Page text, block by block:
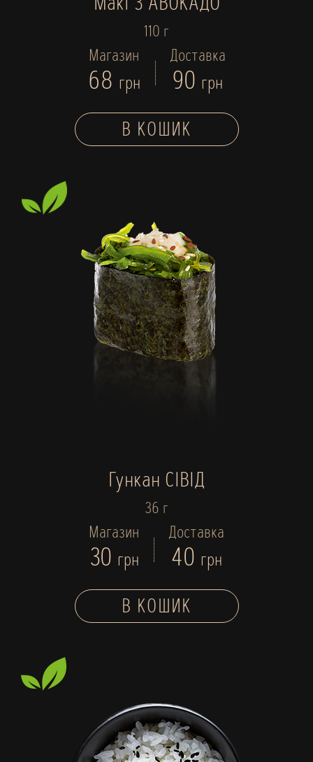
Макі З АВОКАДО
110 г
Магазин
68 грн
Доставка
90 грн
В КОШИК
Гункан СІВІД
36 г
Магазин
30 грн
Доставка
40 грн
В КОШИК